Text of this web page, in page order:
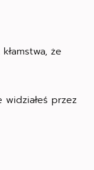
że
przez